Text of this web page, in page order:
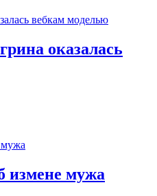
оказалась
измене мужа